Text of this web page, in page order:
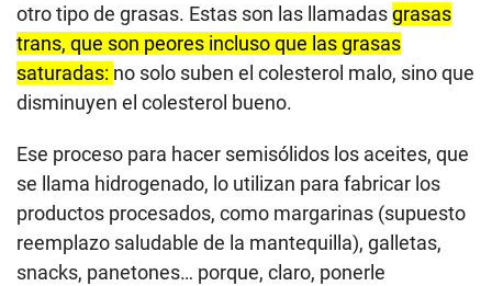
otro tipo de grasas. Estas son las llamadasgrasas
trans, que son peores incluso que las grasas
saturadas: no solo suben el colesterol malo, sino que
disminuyen el colesterol bueno.
Ese proceso para hacer semisólidos los aceites, que
se llama hidrogenado, lo utilizan para fabricar los
productos procesados, como margarinas (supuesto
reemplazo saludable de la mantequilla), galletas,
snacks, panetones… porque, claro, ponerle